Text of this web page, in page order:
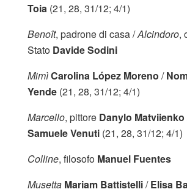
Toia (21, 28, 31/12; 4/1)
Benoît, padrone di casa /Alcindoro,
Stato Davide Sodini
MimìCarolina López Moreno /
Yende (21, 28, 31/12; 4/1)
Marcello, pittore Danylo Matviienko
Samuele Venuti (21, 28, 31/12; 4/1)
Colline, filosofo Manuel Fuentes
Musetta Mariam Battistelli/Elisa